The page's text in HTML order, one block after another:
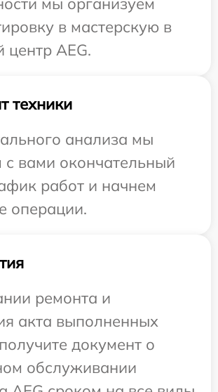
в мастерскую в
центр AEG.
техники
анализа мы
с вами окончательный
работ и начнем
операции.
ремонта и
акта выполненных
документ о
обслуживании